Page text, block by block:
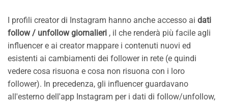
I profili creator di Instagram hanno anche accesso ai dati
follow / unfollow giornalieri , il che renderà più facile agli
influencer e ai creator mappare i contenuti nuovi ed
esistenti ai cambiamenti dei follower in rete (e quindi
vedere cosa risuona e cosa non risuona con i loro
follower). In precedenza, gli influencer guardavano
all'esterno dell'app Instagram per i dati di follow/unfollow,